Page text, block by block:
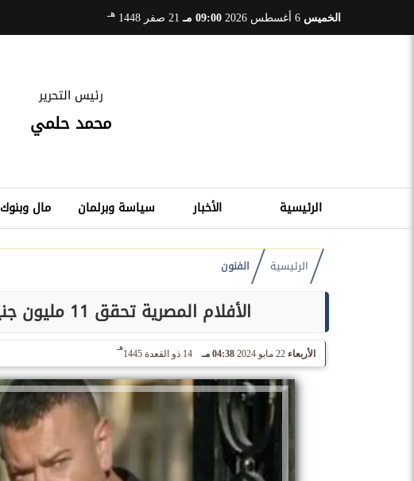
الخميس 09:00 مـ 21 صفر 1448 هـ
رئيس التحرير
محمد حلمي
الرئيسية الأخبار سياسة وبرلمان مال وبنوك
الرئيسية الفنون
الأفلام المصرية تحقق 11 مليون جنيه على مدار أسبوع في دور العرض
الأربعاء 22 مايو 2024 04:38 مـ 14 ذو القعدة 1445
هـ